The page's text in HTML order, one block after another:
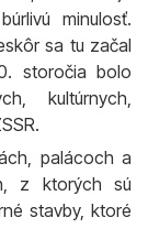
minulosť.
sa tu začal
storočia bolo
kultúrnych,
palácoch a
z ktorých sú
stavby, ktoré